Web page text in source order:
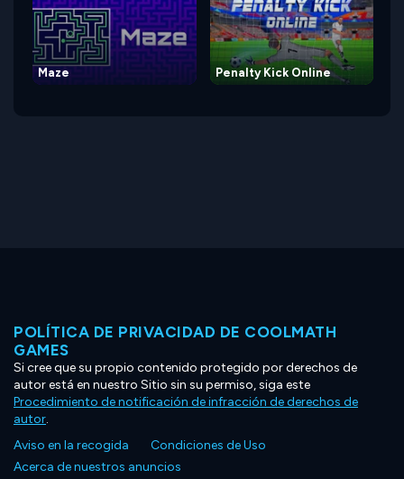
Maze Penalty Kick Online
POLÍTICA DE PRIVACIDAD DE COOLMATH
GAMES
Si cree que su propio contenido protegido por derechos de
autor está en nuestro Sitio sin su permiso, siga este
Procedimiento de notificación de infracción de derechos de
autor.
Aviso en la recogida
Condiciones de Uso
Acerca de nuestros anuncios